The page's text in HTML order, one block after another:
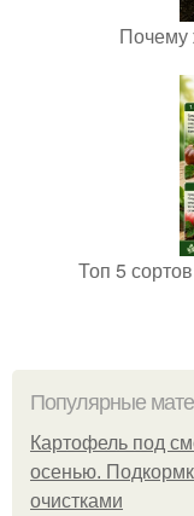
Почему
Топ 5
Популярные
Картофель под
осенью.
очистками